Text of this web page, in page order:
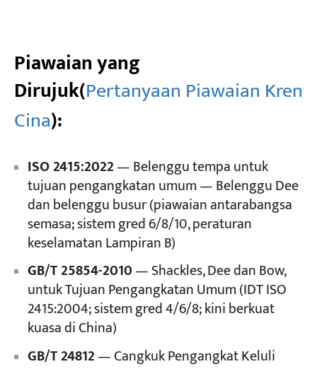
Piawaian yang
Dirujuk(Pertanyaan Piawaian Kren
Cina):
ISO 2415:2022— Belenggu tempa untuk
tujuan pengangkatan umum — Belenggu Dee
dan belenggu busur (piawaian antarabangsa
semasa; sistem gred 6/8/10, peraturan
keselamatan Lampiran B)
GB/T 25854-2010— Shackles, Dee dan Bow,
untuk Tujuan Pengangkatan Umum (IDT ISO
2415:2004; sistem gred 4/6/8; kini berkuat
kuasa di China)
GB/T 24812— Cangkuk Pengangkat Keluli